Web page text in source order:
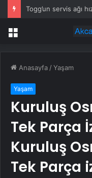
Togg’un servis ağı
Menü
Anasayfa /Yaşam
Yaşam
Kuruluş
Tek Parça
Kuruluş
Tek Parça